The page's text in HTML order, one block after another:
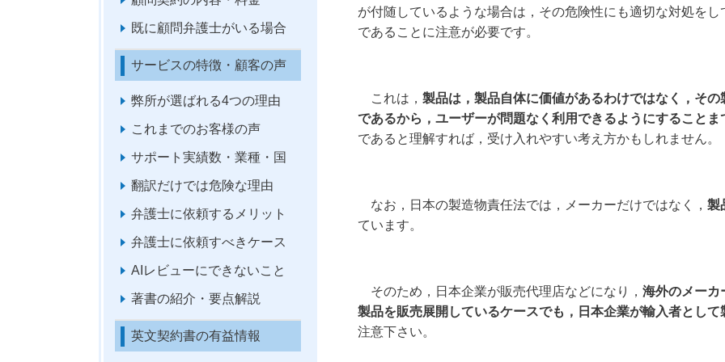
が付随しているような場合は，その危険性にも適切な対処を
であることに注意が必要です。
これは， 製品は，製品自体に価値があるわけではなく，そ
であるから，ユーザーが問題なく利用できるようにすること
であると理解すれば，受け入れやすい考え方かもしれません。
なお，日本の製造物責任法では，メーカーだけではなく， 製
ています。
そのため，日本企業が販売代理店などになり， 海外のメーカ
製品を販売展開しているケースでも，日本企業が輸入者とし
注意下さい。
既に顧問弁護士がいる場合
サービスの特徴・顧客の声
弊所が選ばれる4つの理由
これまでのお客様の声
サポート実績数・業種・国
翻訳だけでは危険な理由
弁護士に依頼するメリット
弁護士に依頼すべきケース
AIレビューにできないこと
著書の紹介・要点解説
英文契約書の有益情報